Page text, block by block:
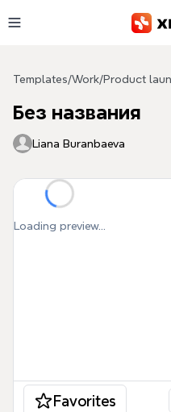
Templates/Work/Product
Без названия
Liana Buranbaeva
Loading preview...
Favorites